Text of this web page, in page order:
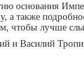
основания
а также
чтобы лучше
Василий